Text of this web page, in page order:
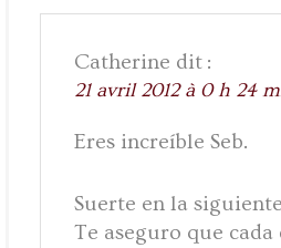
Catherine dit :
21 avril 2012 à 0 h 24
Eres increíble Seb.
Suerte en la
Te aseguro que